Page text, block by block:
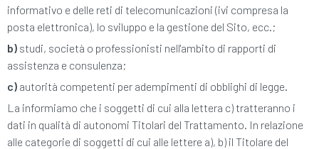
informativo e delle reti di telecomunicazioni (ivi compresa la
posta elettronica), lo sviluppo e la gestione del Sito, ecc.;
b) studi, società o professionisti nell'ambito di rapporti di
assistenza e consulenza;
c) autorità competenti per adempimenti di obblighi di legge.
La informiamo che i soggetti di cui alla lettera c) tratteranno i
dati in qualità di autonomi Titolari del Trattamento. In relazione
alle categorie di soggetti di cui alle lettere a), b) il Titolare del